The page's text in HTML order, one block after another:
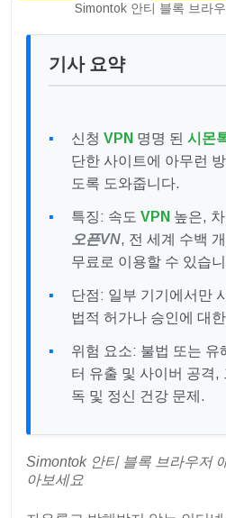
Simontok 안티 블록 브라
기사 요약
신청 VPN 명명 된 시몬
단한 사이트에 아무런
도록 도와줍니다.
특징: 속도 VPN 높은,
오픈VN, 전 세계 수백
무료로 이용할 수 있습
단점: 일부 기기에서만
법적 허가나 승인에 대
위험 요소: 불법 또는 유
터 유출 및 사이버 공격,
독 및 정신 건강 문제.
Simontok 안티 블록 브라우저
아보세요